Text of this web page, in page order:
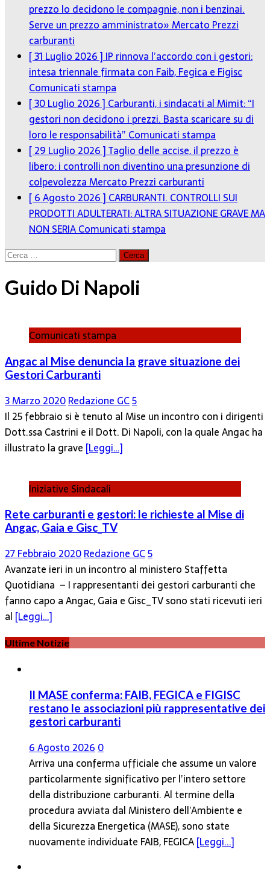
prezzo lo decidono le compagnie, non i benzinai.
Serve un prezzo amministrato»Mercato Prezzi
carburanti
[ 31 Luglio 2026 ]IP rinnova l’accordo con i gestori:
intesa triennale firmata con Faib, Fegica e Figisc
Comunicati stampa
[ 30 Luglio 2026 ]Carburanti, i sindacati al Mimit: “I
gestori non decidono i prezzi. Basta scaricare su di
loro le responsabilità”Comunicati stampa
[ 29 Luglio 2026 ]Taglio delle accise, il prezzo è
libero: i controlli non diventino una presunzione di
colpevolezzaMercato Prezzi carburanti
[ 6 Agosto 2026 ]CARBURANTI. CONTROLLI SUI
PRODOTTI ADULTERATI: ALTRA SITUAZIONE GRAVE MA
NON SERIAComunicati stampa
Ricerca
Guido Di Napoli
Comunicati stampa
Angac al Mise denuncia la grave situazione dei
Gestori Carburanti
3 Marzo 2020Redazione GC5
Il 25 febbraio si è tenuto al Mise un incontro con i dirigenti
Dott.ssa Castrini e il Dott. Di Napoli, con la quale Angac ha
illustrato la grave [Leggi…]
Iniziative Sindacali
Rete carburanti e gestori: le richieste al Mise di
Angac, Gaia e Gisc_TV
27 Febbraio 2020Redazione GC5
Avanzate ieri in un incontro al ministero Staffetta
Quotidiana – I rappresentanti dei gestori carburanti che
fanno capo a Angac, Gaia e Gisc_TV sono stati ricevuti ieri
al [Leggi…]
Ultime Notizie
Il MASE conferma: FAIB, FEGICA e FIGISC
restano le associazioni più rappresentative dei
gestori carburanti
6 Agosto 2026 0
Arriva una conferma ufficiale che assume un valore
particolarmente significativo per l’intero settore
della distribuzione carburanti. Al termine della
procedura avviata dal Ministero dell’Ambiente e
della Sicurezza Energetica (MASE), sono state
nuovamente individuate FAIB, FEGICA[Leggi...]